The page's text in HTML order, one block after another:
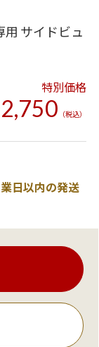
サイドビュ
特別価格
（税込）
日以内の発送